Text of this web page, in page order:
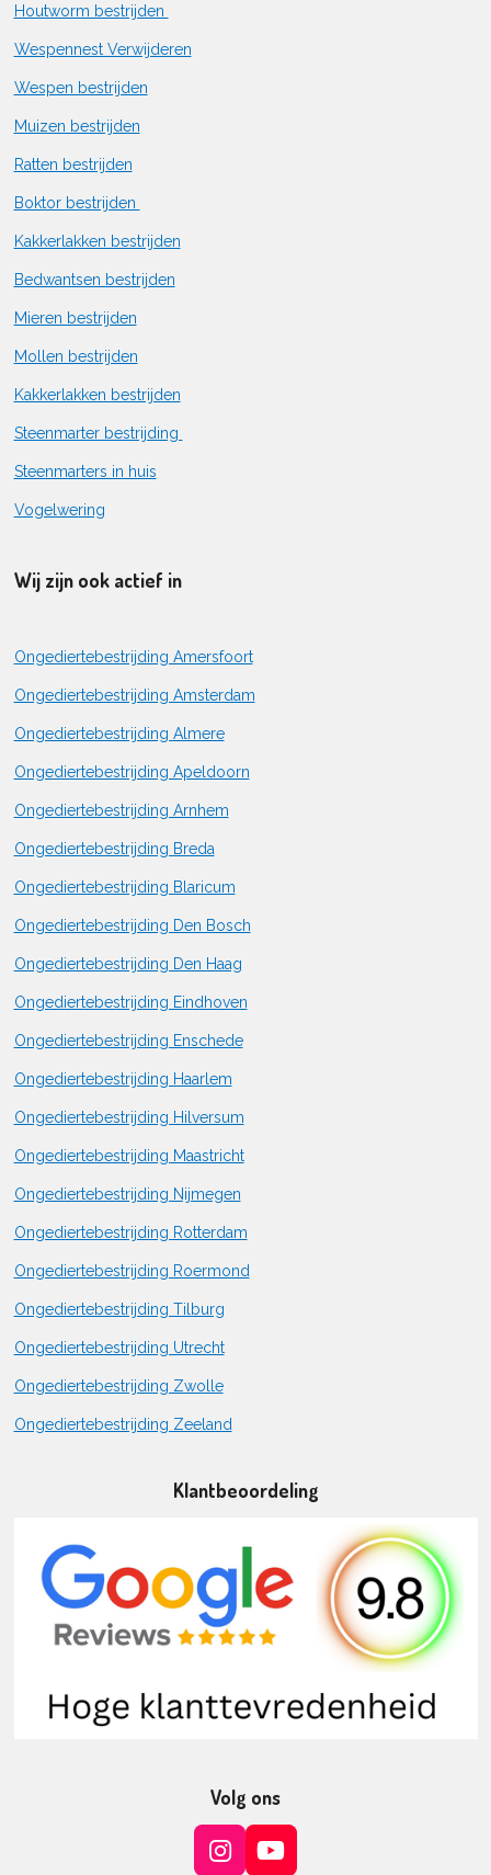
Houtworm bestrijden
Wespennest Verwijderen
Wespen bestrijden
Muizen bestrijden
Ratten bestrijden
Boktor bestrijden
Kakkerlakken bestrijden
Bedwantsen bestrijden
Mieren bestrijden
Mollen bestrijden
Kakkerlakken bestrijden
Steenmarter bestrijding
Steenmarters in huis
Vogelwering
Wij zijn ook actief in
Ongediertebestrijding Amersfoort
Ongediertebestrijding Amsterdam
Ongediertebestrijding Almere
Ongediertebestrijding Apeldoorn
Ongediertebestrijding Arnhem
Ongediertebestrijding Breda
Ongediertebestrijding Blaricum
Ongediertebestrijding Den Bosch
Ongediertebestrijding Den Haag
Ongediertebestrijding Eindhoven
Ongediertebestrijding Enschede
Ongediertebestrijding Haarlem
Ongediertebestrijding Hilversum
Ongediertebestrijding Maastricht
Ongediertebestrijding Nijmegen
Ongediertebestrijding Rotterdam
Ongediertebestrijding Roermond
Ongediertebestrijding Tilburg
Ongediertebestrijding Utrecht
Ongediertebestrijding Zwolle
Ongediertebestrijding Zeeland
Klantbeoordeling
Volg ons
I
Y